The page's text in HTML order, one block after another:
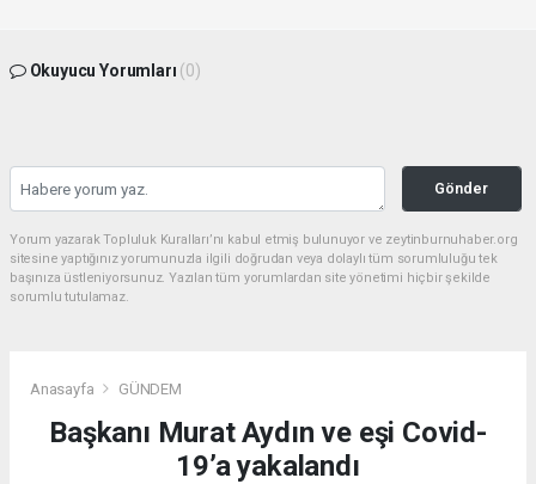
Okuyucu Yorumları (0)
Gönder
Yorum yazarak Topluluk Kuralları’nı kabul etmiş bulunuyor ve zeytinburnuhaber.org
sitesine yaptığınız yorumunuzla ilgili doğrudan veya dolaylı tüm sorumluluğu tek
başınıza üstleniyorsunuz. Yazılan tüm yorumlardan site yönetimi hiçbir şekilde
sorumlu tutulamaz.
Anasayfa GÜNDEM
Başkanı Murat Aydın ve eşi Covid-
19’a yakalandı